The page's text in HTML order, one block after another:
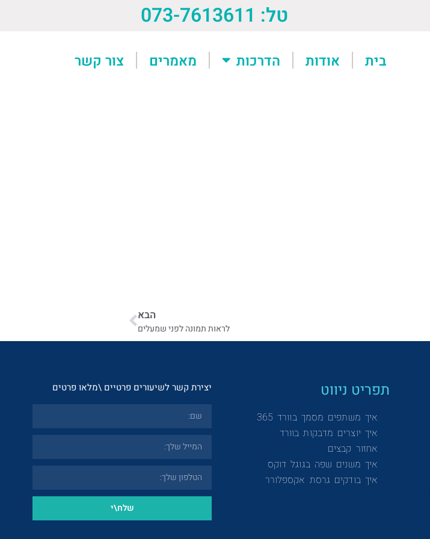
טל: 073-7613611
בית אודות הדרכות מאמרים צור קשר
הבא
לראות תמונה לפני שמעלים
תפריט ניווט
איך משתפים מסמך בוורד 365
איך יוצרים מדבקות בוורד
אחזור קבצים
איך משנים שפה בגוגל דוקס
איך בודקים גרסת אקספלורר
יצירת קשר לשיעורים פרטיים \מלאו פרטים
שלח\י